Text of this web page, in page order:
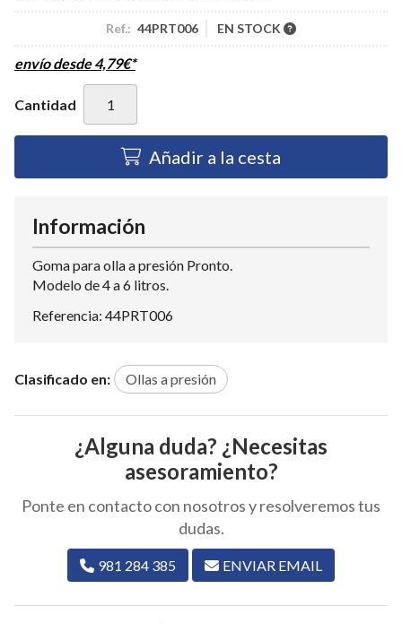
Ref.: 44PRT006 EN STOCK
envío desde4,79€*
Cantidad
Añadir a la cesta
Información
Goma para olla a presión Pronto.
Modelo de 4 a 6 litros.
Referencia: 44PRT006
Clasificado en: Ollas a presión
¿Alguna duda? ¿Necesitas
asesoramiento?
Ponte en contacto con nosotros y resolveremos tus
dudas.
981 284 385 ENVIAR EMAIL